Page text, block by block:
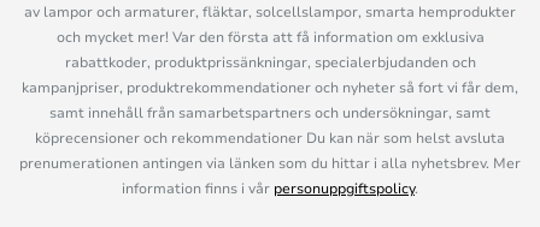
av lampor och armaturer, fläktar, solcellslampor, smarta hemprodukter
och mycket mer! Var den första att få information om exklusiva
rabattkoder, produktprissänkningar, specialerbjudanden och
kampanjpriser, produktrekommendationer och nyheter så fort vi får dem,
samt innehåll från samarbetspartners och undersökningar, samt
köprecensioner och rekommendationer Du kan när som helst avsluta
prenumerationen antingen via länken som du hittar i alla nyhetsbrev. Mer
information finns i vår personuppgiftspolicy.